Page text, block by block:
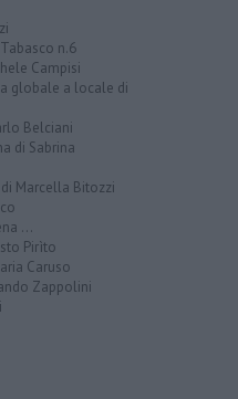
n.6
Campisi
globale a locale di
Belciani
di Sabrina
Marcella Bitozzi
...
Pirìto
Caruso
Zappolini